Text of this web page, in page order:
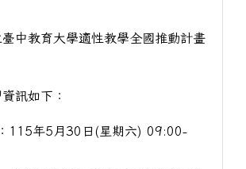
中教育大學適性教學全國推動計畫
訊如下：
115年5月30日(星期六) 09:00-